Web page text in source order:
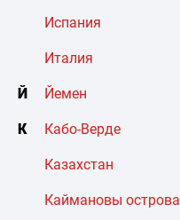
Испания
Италия
Й Йемен
К Кабо-Верде
Казахстан
Каймановы острова